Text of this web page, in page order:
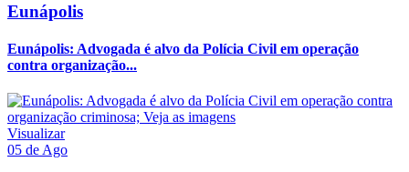
Eunápolis
Eunápolis: Advogada é alvo da Polícia Civil em operação
contra organização...
Visualizar
05 de Ago